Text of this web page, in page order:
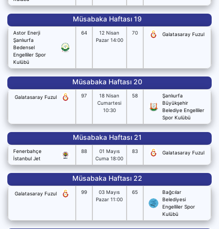
Müsabaka Haftası 19
Astor Enerji
Şanlıurfa
Bedensel
Engelliler Spor
Kulübü
64
12 Nisan
Pazar 14:00
70 Galatasaray Fuzul
Müsabaka Haftası 20
Galatasaray Fuzul 97
18 Nisan
Cumartesi
10:30
58
Şanlıurfa
Büyükşehir
Belediye Engelliler
Spor Kulübü
Müsabaka Haftası 21
Fenerbahçe
İstanbul Jet
88
01 Mayıs
Cuma 18:00
83 Galatasaray Fuzul
Müsabaka Haftası 22
Galatasaray Fuzul 99
03 Mayıs
Pazar 11:00
65
Bağcılar
Belediyesi
Engelliler Spor
Kulübü